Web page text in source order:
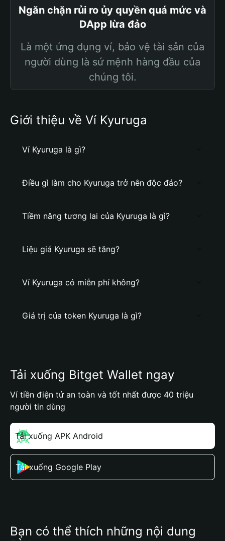
Ngăn chặn rủi ro ủy quyền quá mức và
DApp lừa đảo
Là một ứng dụng ví, bảo vệ tài sản của
người dùng là sứ mệnh hàng đầu của
chúng tôi.
Giới thiệu về Ví Kyuruga
Ví Kyuruga là gì?
Điều gì làm cho Kyuruga trở nên độc đáo?
Tiềm năng tương lai của Kyuruga là gì?
Liệu giá Kyuruga sẽ tăng?
Ví Kyuruga có miễn phí không?
Giá trị của token Kyuruga là gì?
Tải xuống Bitget Wallet ngay
Ví tiền điện tử an toàn và tốt nhất được 40 triệu
người tin dùng
Tải xuống APK Android
Tải xuống Google Play
Bạn có thể thích những nội dung